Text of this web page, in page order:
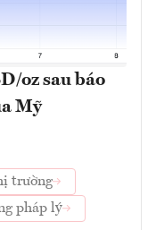
oz sau báo
Mỹ
trường
pháp lý